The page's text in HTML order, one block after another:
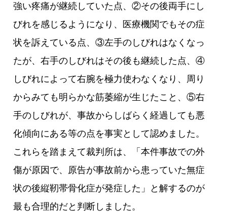
強い疼痛が継続していた点、②その後両手にし
びれを感じるようになり、医療機関でもその症
状を訴えている点、③左手のしびれはなくなっ
たが、右手のしびれはその後も継続した点、④
しびれによって右腕を極力使わなくなり、周り
からみても明らかな筋萎縮が生じたこと、⑤右
手のしびれが、事故からしばらく経過しても悪
化傾向にある等の点を事実として認めました。
これらを踏まえて裁判所は、「本件事故での外
傷が原因で、原告が事故前から患っていた無症
状の後縦靭帯骨化症が発症した」と解するのが
最も合理的だと判断しました。